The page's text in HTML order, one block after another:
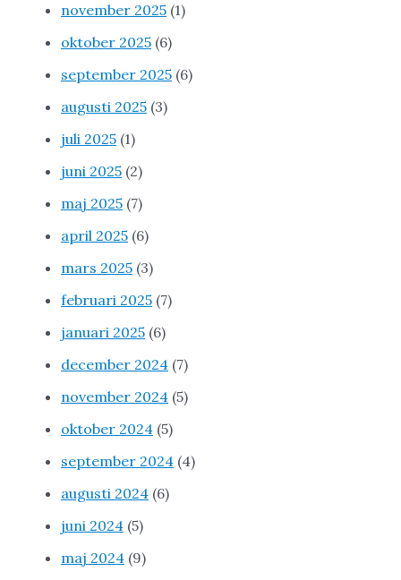
november 2025 (1)
oktober 2025 (6)
september 2025 (6)
augusti 2025 (3)
juli 2025 (1)
juni 2025 (2)
maj 2025 (7)
april 2025 (6)
mars 2025 (3)
februari 2025 (7)
januari 2025 (6)
december 2024 (7)
november 2024 (5)
oktober 2024 (5)
september 2024 (4)
augusti 2024 (6)
juni 2024 (5)
maj 2024 (9)